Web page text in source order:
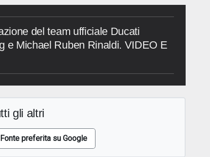
del team ufficiale Ducati
e Michael Ruben Rinaldi. VIDEO E
gli altri
Fonte preferita su Google